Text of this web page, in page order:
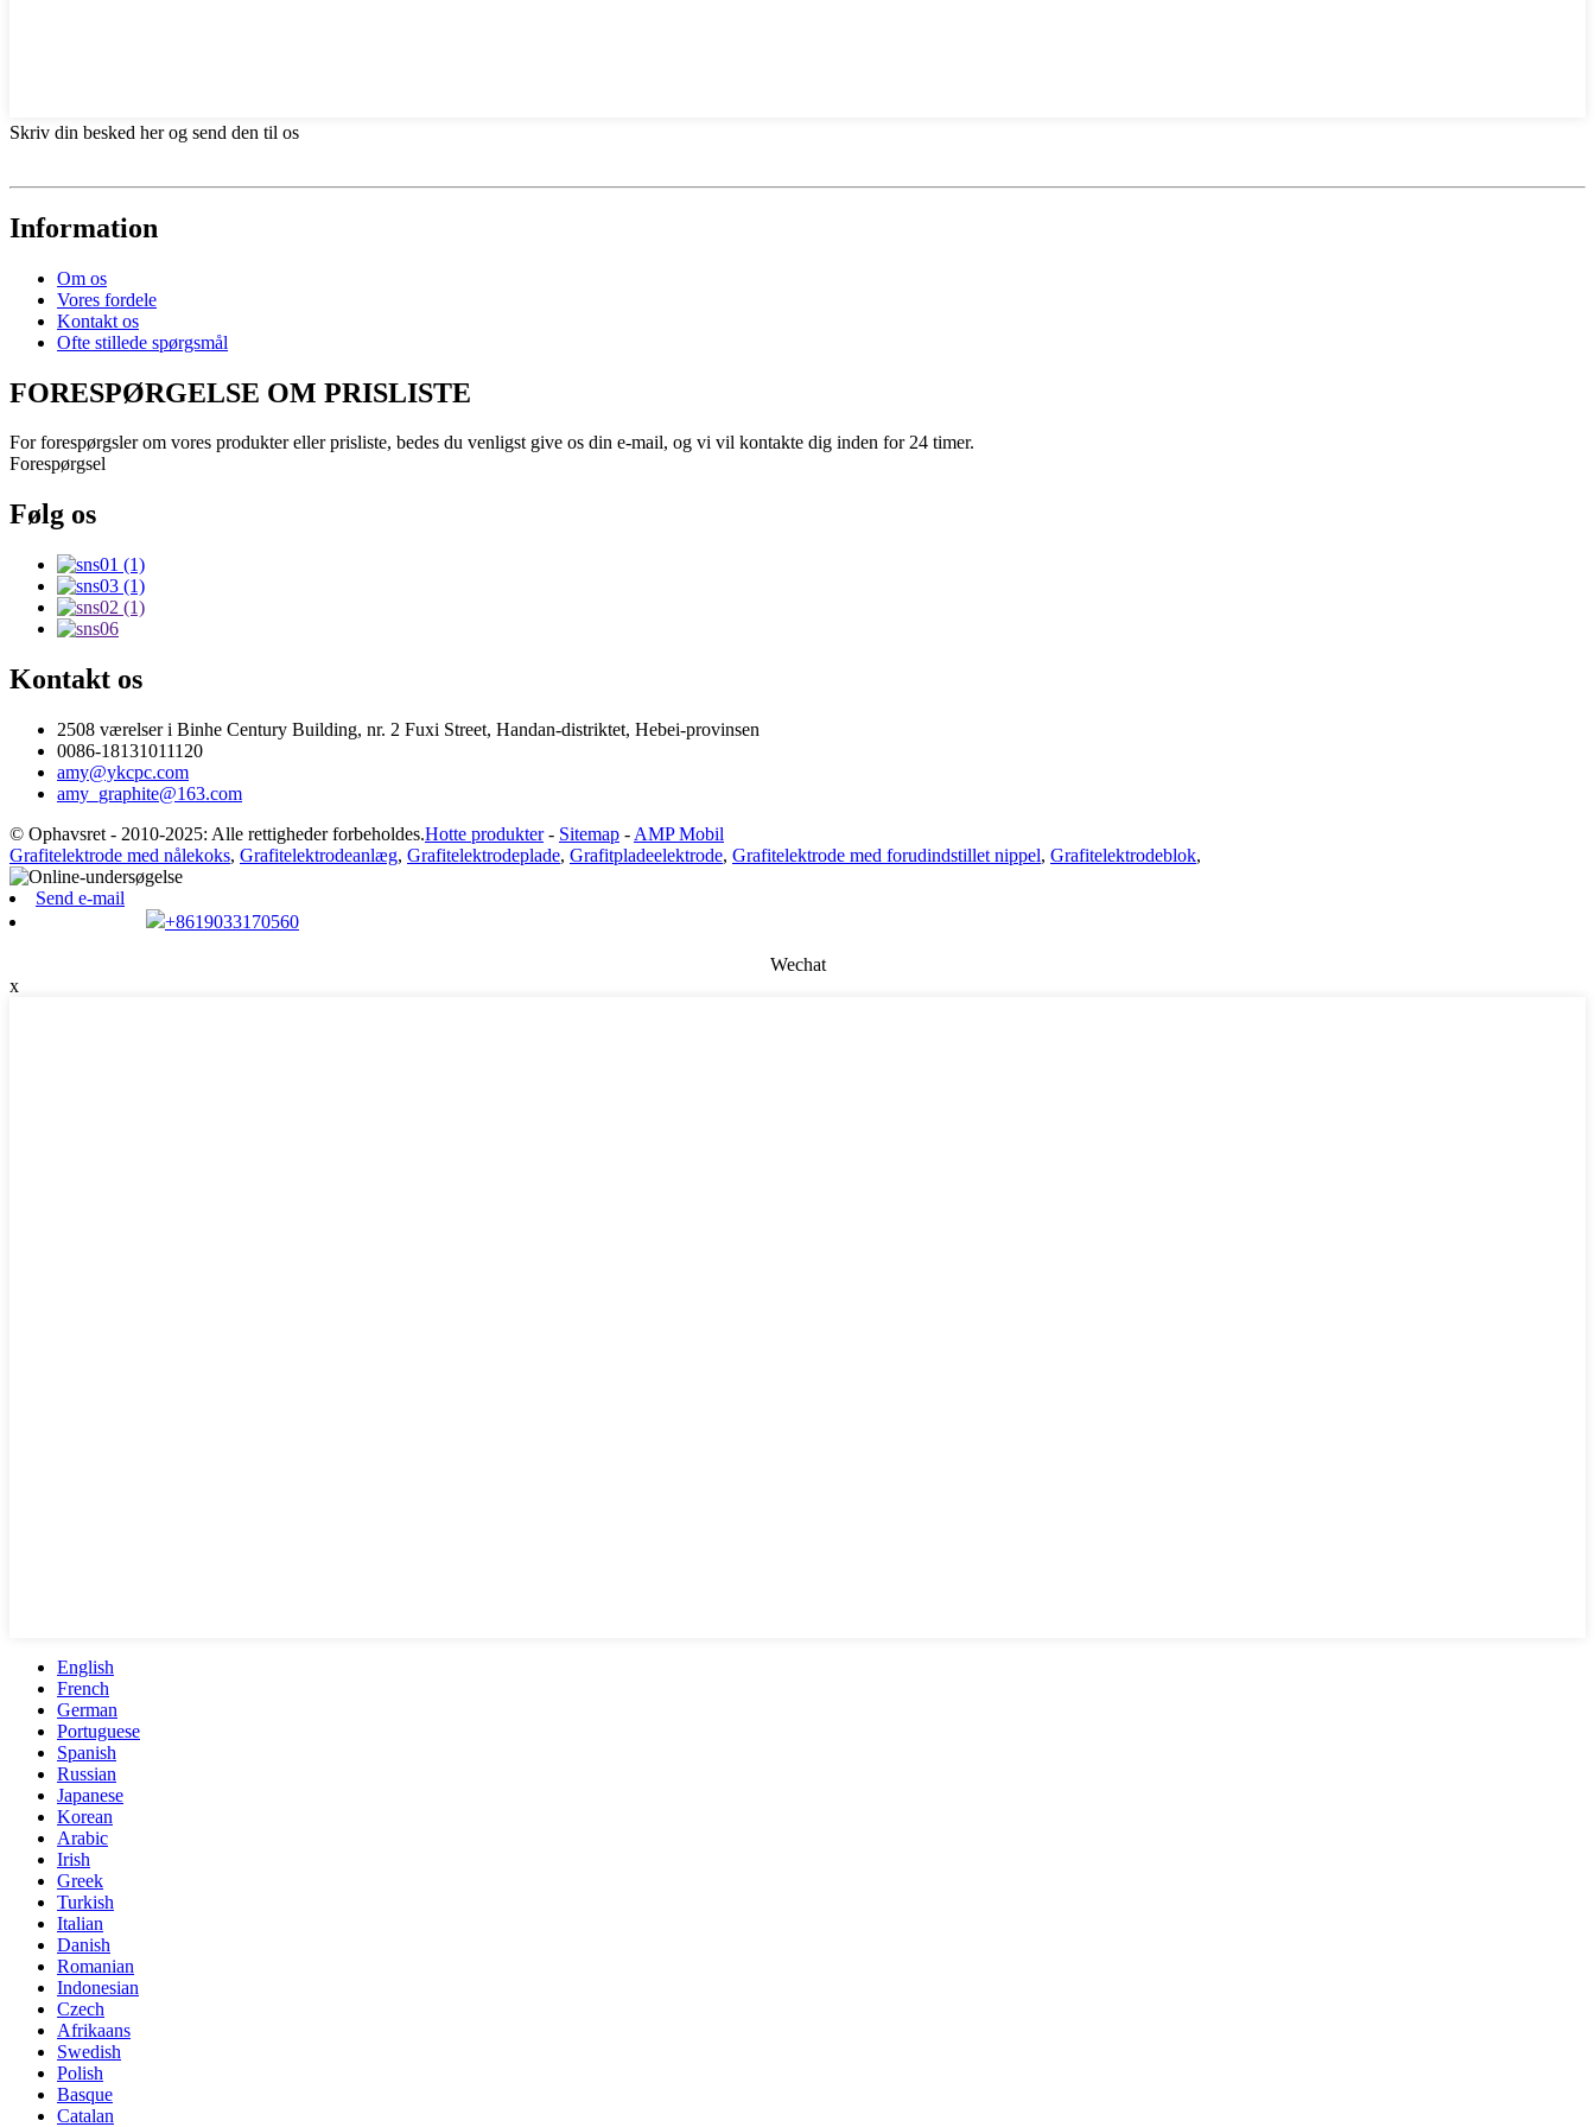
Skriv din besked her og send den til os
Information
Om os
Vores fordele
Kontakt os
Ofte stillede spørgsmål
FORESPØRGELSE OM PRISLISTE
For forespørgsler om vores produkter eller prisliste, bedes du venligst give os din e-mail, og vi vil kontakte dig inden for 24 timer.
Forespørgsel
Følg os
Kontakt os
2508 værelser i Binhe Century Building, nr. 2 Fuxi Street, Handan-distriktet, Hebei-provinsen
0086-18131011120
amy@ykcpc.com
amy_graphite@163.com
© Ophavsret - 2010-2025: Alle rettigheder forbeholdes.Hotte produkter- Sitemap - AMP Mobil
Grafitelektrode med nålekoks, Grafitelektrodeanlæg, Grafitelektrodeplade, Grafitpladeelektrode, Grafitelektrode med forudindstillet nippel, Grafitelektrodeblok,
Send e-mail
+8619033170560
Wechat
x
English
French
German
Portuguese
Spanish
Russian
Japanese
Korean
Arabic
Irish
Greek
Turkish
Italian
Danish
Romanian
Indonesian
Czech
Afrikaans
Swedish
Polish
Basque
Catalan